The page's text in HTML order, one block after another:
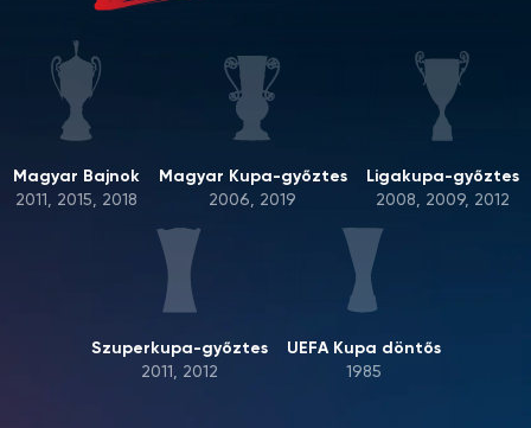
Magyar Bajnok
2011, 2015, 2018
Magyar Kupa-győztes
2006, 2019
Ligakupa-győztes
2008, 2009, 2012
Szuperkupa-győztes
2011, 2012
UEFA Kupa döntős
1985